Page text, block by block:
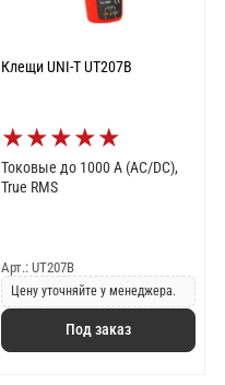
Клещи UNI-T UT207B
★★★★★
Токовые до 1000 А (AC/DC),
True RMS
Арт.: UT207B
Цену уточняйте у менеджера.
Под заказ